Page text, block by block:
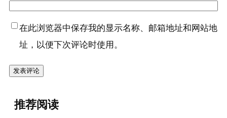
在此浏览器中保存我的显示名称、邮箱地址和网站地
址，以便下次评论时使用。
推荐阅读